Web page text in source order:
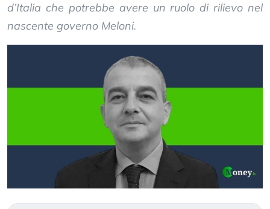
d’Italia che potrebbe avere un ruolo di rilievo nel
nascente governo Meloni.